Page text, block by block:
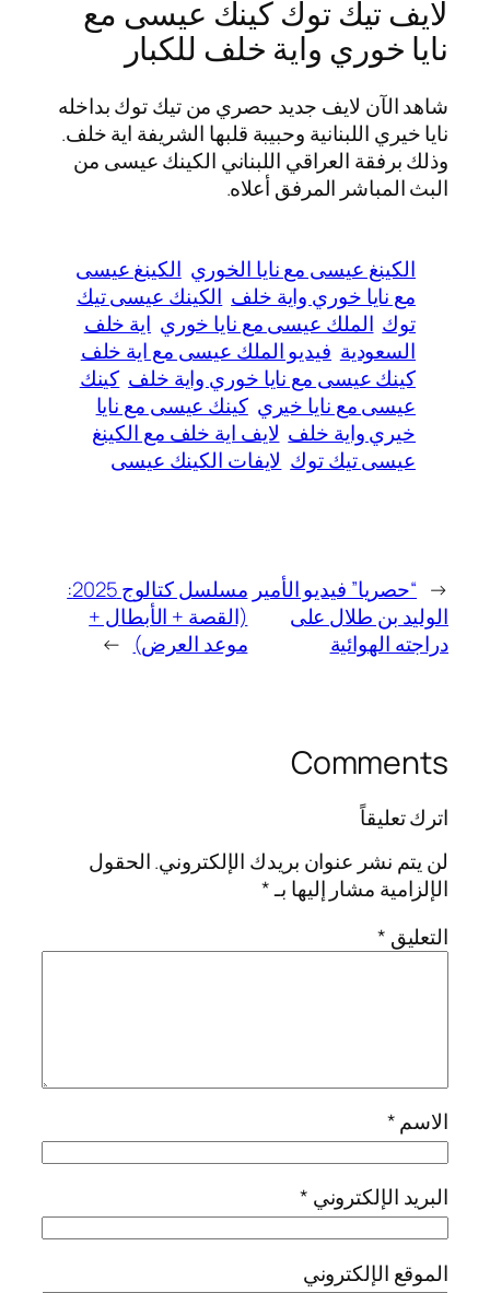
لايف تيك توك كينك عيسى مع
نايا خوري واية خلف للكبار
شاهد الآن لايف جديد حصري من تيك توك بداخله
نايا خيري اللبنانية وحبيبة قلبها الشريفة اية خلف.
وذلك برفقة العراقي اللبناني الكينك عيسى من
البث المباشر المرفق أعلاه.
الكينغ عيسى مع نايا الخوري الكينغ عيسى
مع نايا خوري واية خلف الكينك عيسى تيك
توك الملك عيسى مع نايا خوري اية خلف
السعودية فيديو الملك عيسى مع اية خلف
كينك عيسى مع نايا خوري واية خلف كينك
عيسى مع نايا خيري كينك عيسى مع نايا
خيري واية خلف لايف اية خلف مع الكينغ
عيسى تيك توك لايفات الكينك عيسى
← “حصريا” فيديو الأمير
الوليد بن طلال على
دراجته الهوائية
مسلسل كتالوج 2025:
(القصة + الأبطال +
موعد العرض) →
Comments
اترك تعليقاً
لن يتم نشر عنوان بريدك الإلكتروني.الحقول
الإلزامية مشار إليها بـ*
التعليق *
الاسم*
البريد الإلكتروني *
الموقع الإلكتروني